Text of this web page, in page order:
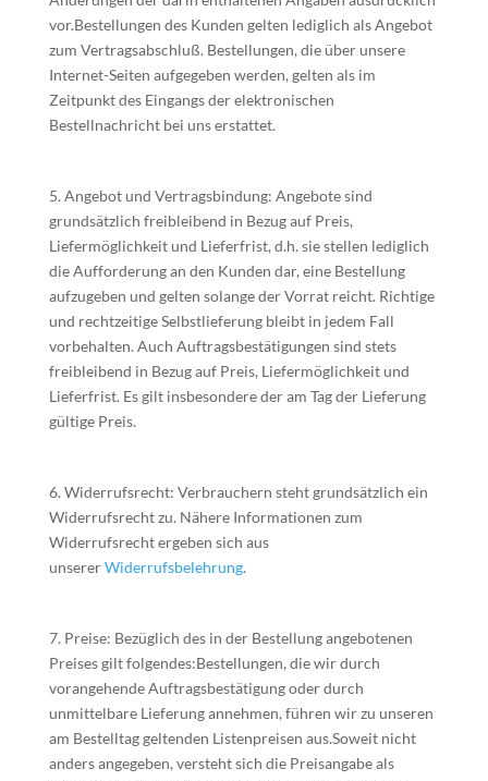
vor.Bestellungen des Kunden gelten lediglich als Angebot
zum Vertragsabschluß. Bestellungen, die über unsere
Internet-Seiten aufgegeben werden, gelten als im
Zeitpunkt des Eingangs der elektronischen
Bestellnachricht bei uns erstattet.
5. Angebot und Vertragsbindung: Angebote sind
grundsätzlich freibleibend in Bezug auf Preis,
Liefermöglichkeit und Lieferfrist, d.h. sie stellen lediglich
die Aufforderung an den Kunden dar, eine Bestellung
aufzugeben und gelten solange der Vorrat reicht. Richtige
und rechtzeitige Selbstlieferung bleibt in jedem Fall
vorbehalten. Auch Auftragsbestätigungen sind stets
freibleibend in Bezug auf Preis, Liefermöglichkeit und
Lieferfrist. Es gilt insbesondere der am Tag der Lieferung
gültige Preis.
6. Widerrufsrecht: Verbrauchern steht grundsätzlich ein
Widerrufsrecht zu. Nähere Informationen zum
Widerrufsrecht ergeben sich aus
unsererWiderrufsbelehrung.
7. Preise: Bezüglich des in der Bestellung angebotenen
Preises gilt folgendes:Bestellungen, die wir durch
vorangehende Auftragsbestätigung oder durch
unmittelbare Lieferung annehmen, führen wir zu unseren
am Bestelltag geltenden Listenpreisen aus.Soweit nicht
anders angegeben, versteht sich die Preisangabe als